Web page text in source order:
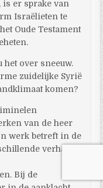
is er sprake van
Israëlieten te
Oude Testament
het over sneeuw.
zuidelijke Syrië
komen?
van de heer
werk betreft in de
verhalen
Bij de